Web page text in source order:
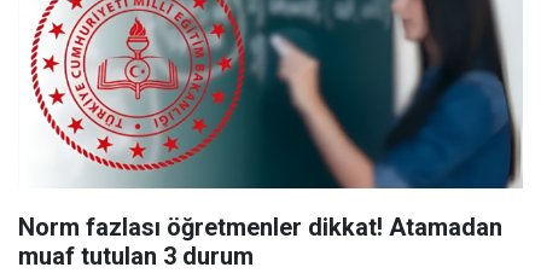
Norm fazlası öğretmenler dikkat! Atamadan
muaf tutulan 3 durum